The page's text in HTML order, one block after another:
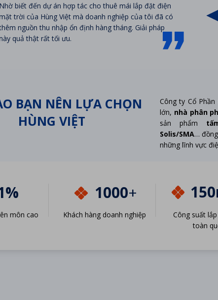
Nhờ biết đến dự án hợp tác cho thuê mái lắp đặt điện
trời của Hùng Việt mà doanh nghiệp của tôi đã có
nguồn thu nhập ổn định hàng tháng. Giải pháp
quả thật rất tối ưu.
Công ty Cổ
lớn, nhà phân
sản phẩm
Solis/SMA…
những lĩnh vực
BẠN NÊN LỰA CHỌN
môn cao
1000+
Khách hàng doanh nghiệp
Công suất
toàn
HÙNG VIỆT